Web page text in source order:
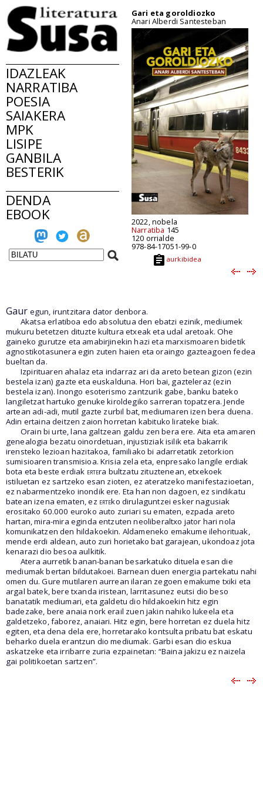
IDAZLEAK
NARRATIBA
POESIA
SAIAKERA
MPK
LISIPE
GANBILA
BESTERIK
DENDA
EBOOK
Gari eta goroldiozko
Anari Alberdi Santesteban
2022, nobela
Narratiba 145
120 orrialde
978-84-17051-99-0
aurkibidea
Gaur egun, iruntzitara dator denbora.
Akatsa erlatiboa edo absolutua den ebatzi ezinik, mediumek
mukuru betetzen dituzte kultura etxeak eta udal aretoak. Ohe
gaineko gurutze eta amabirjinekin hazi eta marxismoaren bidetik
agnostikotasunera egin zuten haien eta oraingo gazteagoen fedea
bueltan da.
Izpirituaren ahalaz eta indarraz ari da areto betean gizon (ezin
bestela izan) gazte eta euskalduna. Hori bai, gazteleraz (ezin
bestela izan). Inongo esoterismo zantzurik gabe, banku bateko
langiletzat hartuko genuke kiroldegiko sarreran topatzera. Jende
artean adi-adi, mutil gazte zurbil bat, mediumaren izen bera duena.
Adin ertaina deitzen zaion horretan kabituko lirateke biak.
Orain bi urte, lana galtzean galdu zen bera ere. Aita eta amaren
genealogia bezatu oinordetuan, injustiziak isilik eta bakarrik
irensteko lezioan hazitakoa, familiako bi adarretatik zetorkion
sumisioaren transmisioa. Krisia zela eta, enpresako langile erdiak
bota eta beste erdiak ertera bultzatu zituztenean, etxekoek
istiluetan ez sartzeko esan zioten, ez ateratzeko manifestazioetan,
ez nabarmentzeko inondik ere. Eta han non dagoen, ez sindikatu
batean izena ematen, ez erteko dirulaguntzei esker nagusiak
erositako 60.000 euroko auto zuriari su ematen, ezpada areto
hartan, mira-mira eginda entzuten neoliberaltxo jator hari nola
komunikatzen den hildakoekin. Aldameneko emakume ilehorituak,
mende erdi aldean, auto zuri horietako bat garajean, ukondoaz jota
kenarazi dio besoa aulkitik.
Atera aurretik banan-banan besarkatuko dituela esan die
mediumak bertan bildutakoei. Barnean duen energia partekatu nahi
omen du. Gure mutilaren aurrean ilaran zegoen emakume txiki eta
argal batek, bere txanda iristean, larritasunez eutsi dio beso
banatatik mediumari, eta galdetu dio hildakoekin hitz egin
badezake, bere anaia nork erail zuen jakin nahiko lukeela eta
galdetzeko, faborez, anaiari. Hitz egin, bere horretan ez duela hitz
egiten, eta dena dela ere, horretarako kontsulta pribatu bat eskatu
beharko duela erantzun dio mediumak. Garbi esan dio eskua
askatzeke eta irribarre zuria ezpainetan: “Baina jakizu ez naizela
gai politikoetan sartzen”.